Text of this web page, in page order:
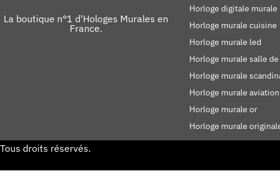
La boutique n°1 d'Hologes Murales en
France.
Horloge digitale murale
Horloge murale cuisine
Horloge murale led
Horloge murale salle
Horloge murale
Horloge murale aviation
Horloge murale or
Horloge murale
Tous droits réservés.